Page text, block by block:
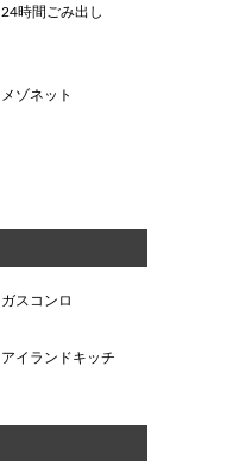
24時間ごみ出し
メゾネット
ガスコンロ
アイランドキッチ